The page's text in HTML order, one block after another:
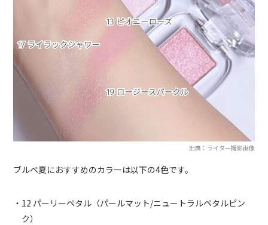
出典：ライター撮影画像
ブルベ夏におすすめのカラーは以下の4色です。
・12 パーリーペタル（パールマット/ニュートラルペタルピン
ク）